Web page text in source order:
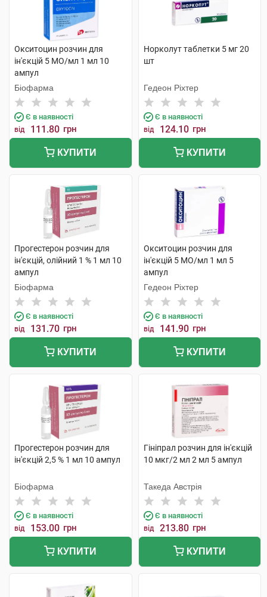
Окситоцин розчин для
ін'єкцій 5 МО/мл 1 мл 10
ампул
Біофарма
Є в наявності
від 111.80 грн
КУПИТИ
Норколут таблетки 5 мг 20
шт
Гедеон Ріхтер
Є в наявності
від 124.10 грн
КУПИТИ
Прогестерон розчин для
ін'єкцій, олійний 1 % 1 мл 10
ампул
Біофарма
Є в наявності
від 131.70 грн
КУПИТИ
Окситоцин розчин для
ін'єкцій 5 МО/мл 1 мл 5
ампул
Гедеон Ріхтер
Є в наявності
від 141.90 грн
КУПИТИ
Прогестерон розчин для
ін'єкцій 2,5 % 1 мл 10 ампул
Біофарма
Є в наявності
від 153.00 грн
КУПИТИ
Гініпрал розчин для ін'єкцій
10 мкг/2 мл 2 мл 5 ампул
Такеда Австрія
Є в наявності
від 213.80 грн
КУПИТИ